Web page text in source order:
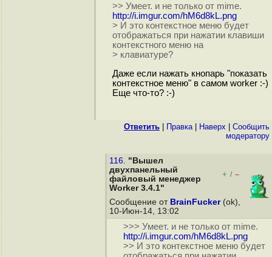
>> Умеет. и не только от mime.
http://i.imgur.com/hM6d8kL.png
> И это контекстное меню будет
отображаться при нажатии клавиши
контекстного меню на
> клавиатуре?
Даже если нажать кнопарь "показать
контекстное меню" в самом worker :-)
Еще что-то? :-)
Ответить Правка| Наверх
Cообщить
модератору
116. "Вышел
двухпанельный
файловый менеджер
Worker 3.4.1"
+ / –
Сообщение от BrainFucker(ok),
10-Июн-14, 13:02
>>> Умеет. и не только от mime.
http://i.imgur.com/hM6d8kL.png
>> И это контекстное меню будет